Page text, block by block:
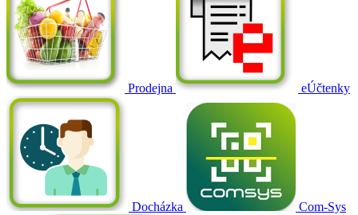
Prodejna eÚčtenky
Docházka Com-Sys